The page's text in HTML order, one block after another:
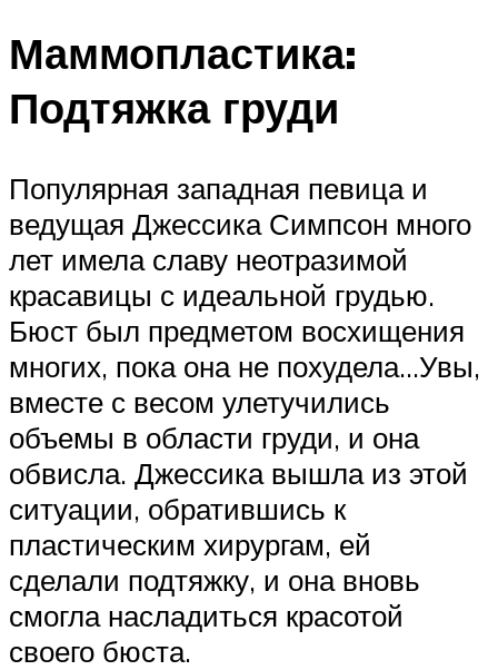
Маммопластика:
Подтяжка груди
Популярная западная певица и
ведущая Джессика Симпсон много
лет имела славу неотразимой
красавицы с идеальной грудью.
Бюст был предметом восхищения
многих, пока она не похудела…Увы,
вместе с весом улетучились
объемы в области груди, и она
обвисла. Джессика вышла из этой
ситуации, обратившись к
пластическим хирургам, ей
сделали подтяжку, и она вновь
смогла насладиться красотой
своего бюста.